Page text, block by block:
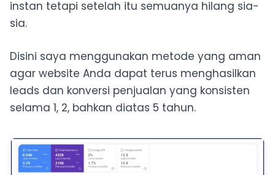
instan tetapi setelah itu semuanya hilang sia-
sia.
Disini saya menggunakan metode yang aman
agar website Anda dapat terus menghasilkan
leads dan konversi penjualan yang konsisten
selama 1, 2, bahkan diatas 5 tahun.